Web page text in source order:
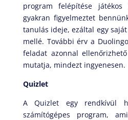
program felépítése játékos
gyakran figyelmeztet
tanulás ideje, ezáltal egy
mellé. További érv a
feladat azonnal
mutatja, mindezt ingyenesen.
Quizlet
A Quizlet egy rendkívül
számítógépes program,